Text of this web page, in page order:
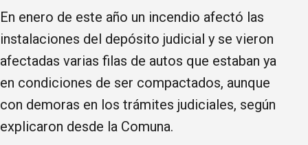
En enero de este año un incendio afectó las
instalaciones del depósito judicial y se vieron
afectadas varias filas de autos que estaban ya
en condiciones de ser compactados, aunque
con demoras en los trámites judiciales, según
explicaron desde la Comuna.